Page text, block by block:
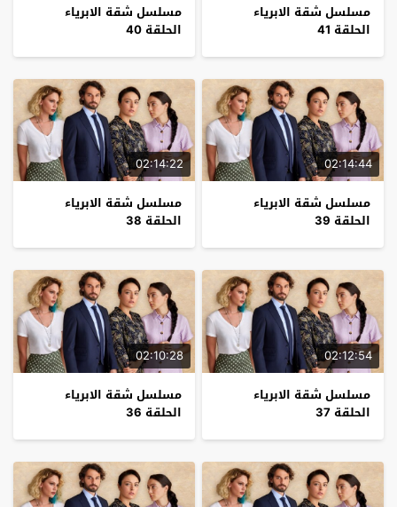
مسلسل شقة الابرياء
الحلقة 41
مسلسل شقة الابرياء
الحلقة 40
02:14:44
مسلسل شقة الابرياء
الحلقة 39
02:14:22
مسلسل شقة الابرياء
الحلقة 38
02:12:54
مسلسل شقة الابرياء
الحلقة 37
02:10:28
مسلسل شقة الابرياء
الحلقة 36